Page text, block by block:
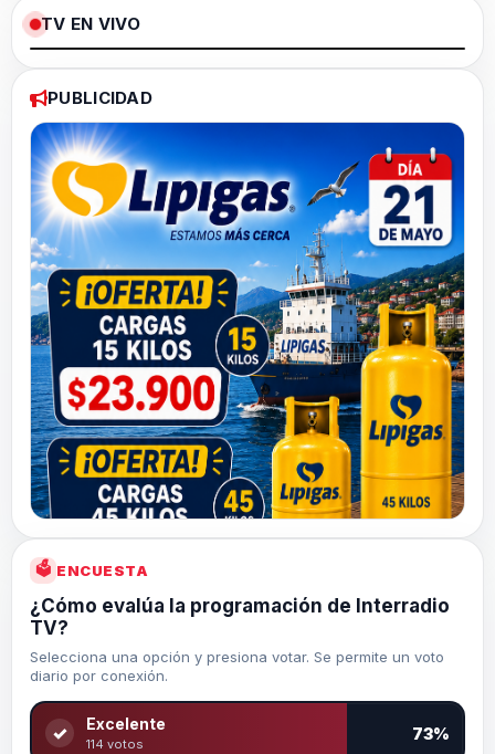
TV EN VIVO
0%
PUBLICIDAD
🗳 ENCUESTA
¿Cómo evalúa la programación de Interradio
TV?
Selecciona una opción y presiona votar. Se permite un voto
diario por conexión.
✓ Excelente
114 votos
73%